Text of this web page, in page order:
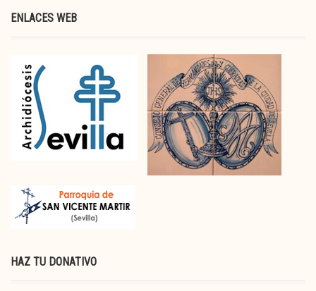
ENLACES WEB
HAZ TU DONATIVO